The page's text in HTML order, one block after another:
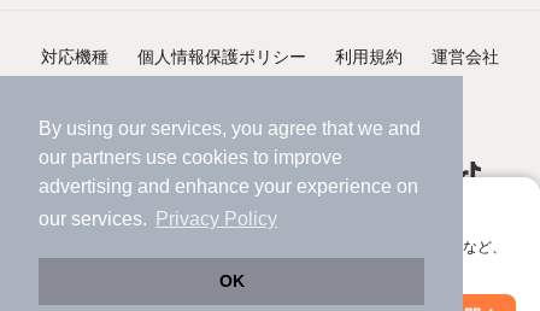
By using our services, you agree that we and
our partners use cookies to improve
advertising and enhance your experience on
our services.
Privacy Policy
OK
アプリに切り替えて、サクサクお部屋探し
会員登録なしですぐ使える。マップ検索やお気に入り保存など、
対応機種 個人情報保護ポリシー 利用規約 運営会社
©NIFTY Lifestyle Co., Ltd.